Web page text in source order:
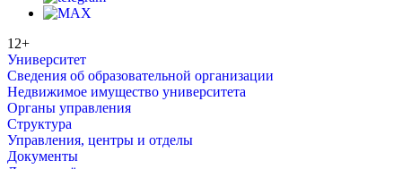
12+
Университет
Сведения об образовательной организации
Недвижимое имущество университета
Органы управления
Структура
Управления, центры и отделы
Документы